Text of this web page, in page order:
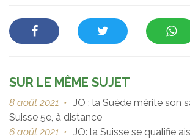
SUR LE MÊME SUJET
8 août 2021 • JO : la Suède mérite son
Suisse 5e, à distance
6 août 2021 • JO: la Suisse se qualifie